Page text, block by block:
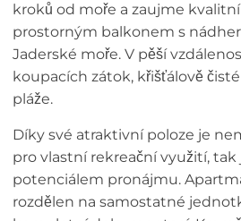
kroků od moře a zaujme
prostorným balkonem s
Jaderské moře. V pěší
koupacích zátok, křišťálově
pláže.
Díky své atraktivní poloze je
pro vlastní rekreační využití, tak
potenciálem pronájmu.
rozdělen na samostatné